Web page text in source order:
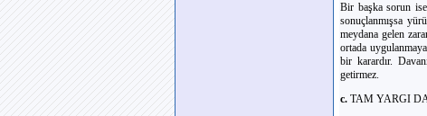
Bir başka sorun
sonuçlanmışsa
meydana gelen
ortada
bir karardır.
getirmez.
c. TAM YARGI